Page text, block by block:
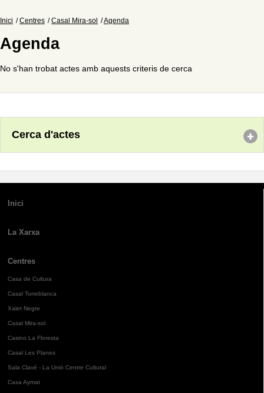
Inici Centres Casal Mira-sol Agenda
Agenda
No s'han trobat actes amb aquests criteris de cerca
Cerca d'actes
Inici
La Xarxa
Centres
Casa de Cultura
Casal Torreblanca
Xalet Negre
Casal Mira-sol
Casino La Floresta
Casal Les Planes
Sala Clavé - La Unió Centre Cultural
Casa Aymat